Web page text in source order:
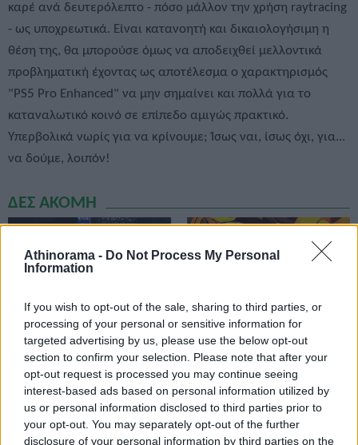
Athinorama - Do Not Process My Personal
Information
If you wish to opt-out of the sale, sharing to third parties, or
processing of your personal or sensitive information for
targeted advertising by us, please use the below opt-out
section to confirm your selection. Please note that after your
opt-out request is processed you may continue seeing
interest-based ads based on personal information utilized by
us or personal information disclosed to third parties prior to
your opt-out. You may separately opt-out of the further
disclosure of your personal information by third parties on the
καρέ ανά δευτερόλεπτο - πόσο μάλλον την χρήση raytracing
- ως υποχρεωτικά. Είναι κατανοητή και δικαιολογήσιμη η
θέση της, θα μπορούσε όμως να αποδειχθεί μελλοντικά
προβληματική έχοντας ως αποτέλεσμα ο χαρακτηρισμός
"PS5 Pro Enhanced" να μην σημαίνει και πολλά για το
καταναλωτικό κοινό σε επίπεδο αμιγώς πρακτικό.
Υπερβολικά νωρίς για να κρίνουμε; Ίσως ναι, ίσως όχι, για...
να δούμε, λοιπόν!
ΔΕΣ ΑΚΟΜΗ
Τέλος τα games για
PlayStation σε υλική
μορφή από το 2028
Blade, Loki και Deadpool
στο Marvel Tokon:
Fighting Souls
Από τις προπαραγγελίες
κιόλας, γκρίνια προκαλεί
Το PlayStation εστιάζει
ξανά εκεί που θέλει το